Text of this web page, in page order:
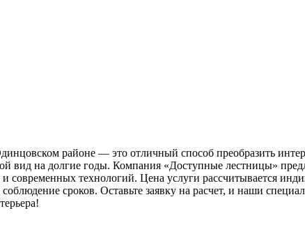
районе — это отличный способ преобразить
вид на долгие годы. Компания «Доступные лестницы»
современных технологий. Цена услуги рассчитывается
сроков. Оставьте заявку на расчет, и наши